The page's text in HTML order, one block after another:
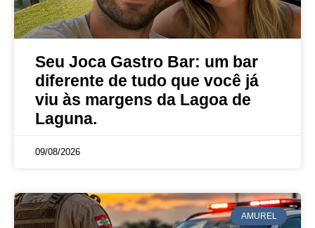
Seu Joca Gastro Bar: um bar
diferente de tudo que você já
viu às margens da Lagoa de
Laguna.
09/08/2026
AMUREL